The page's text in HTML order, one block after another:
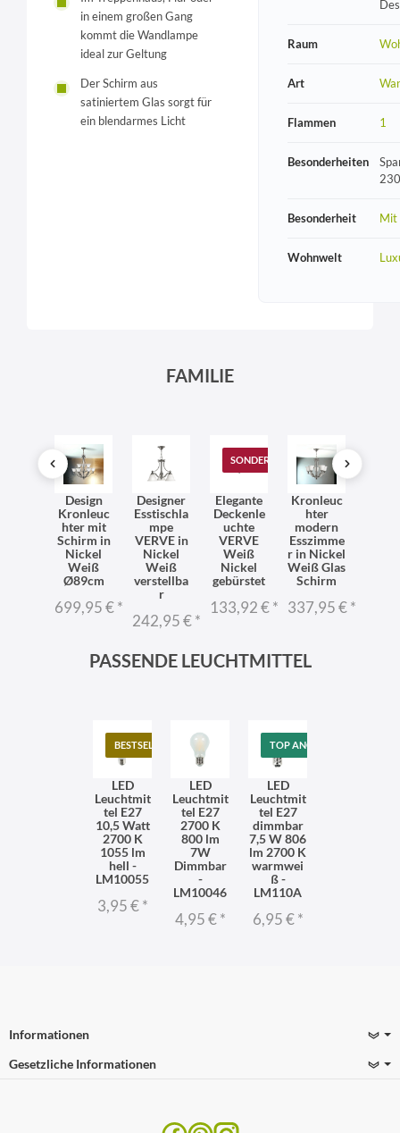
in einem großen Gang
kommt die Wandlampe
ideal zur Geltung
Der Schirm aus
satiniertem Glas sorgt für
ein blendarmes Licht
Raum
Art
Flammen 1
Besonderheiten
Besonderheit Mit
Wohnwelt
FAMILIE
Design
Kronleuc
hter mit
Schirm in
Nickel
Weiß
Ø89cm
699,95 €*
Designer
Esstischla
mpe
VERVE in
Nickel
Weiß
verstellba
r
242,95 €*
SONDERANGEBOT
Elegante
Deckenle
uchte
VERVE
Weiß
Nickel
gebürstet
133,92 €*
Kronleuc
hter
modern
Esszimme
r in Nickel
Weiß Glas
Schirm
337,95 €*
PASSENDE LEUCHTMITTEL
BESTSELLER
LED
Leuchtmit
tel E27
10,5 Watt
2700 K
1055 lm
hell -
LM10055
3,95 €*
LED
Leuchtmit
tel E27
2700 K
800 lm
7W
Dimmbar
-
LM10046
4,95 €*
TOP ANGEBOT
LED
Leuchtmit
tel E27
dimmbar
7,5 W 806
lm 2700 K
warmwei
ß -
LM110A
6,95 €*
Informationen
Gesetzliche Informationen